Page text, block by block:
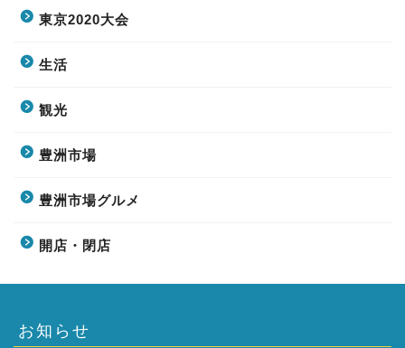
東京2020大会
生活
観光
豊洲市場
豊洲市場グルメ
開店・閉店
お知らせ